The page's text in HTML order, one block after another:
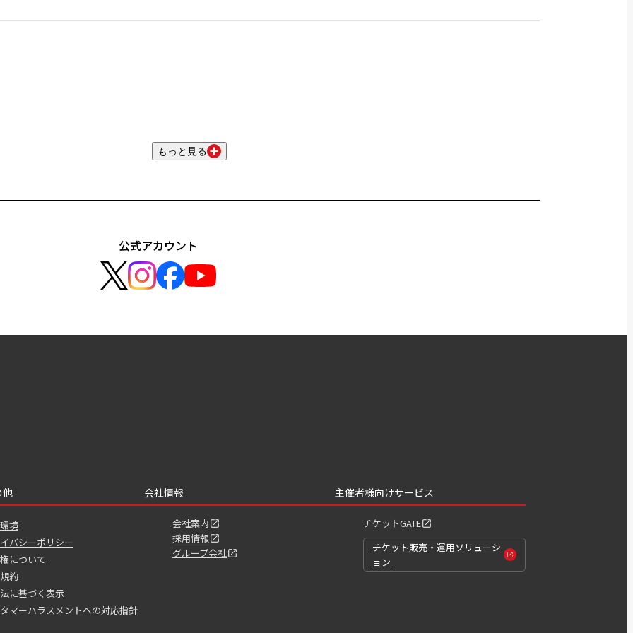
もっと見る
公式アカウント
他
境
バシーポリシー
について
約
に基づく表示
マーハラスメントへの対応指針
会社情報
会社案内
採用情報
グループ会社
主催者様向けサービス
チケットGATE
チケット販売・運用ソリューシ
ョン